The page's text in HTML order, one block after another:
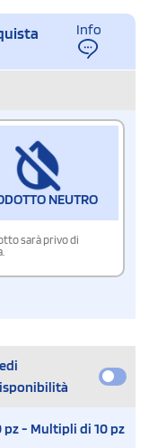
Info
NEUTRO
sarà privo di
pz - Multipli di 10 pz